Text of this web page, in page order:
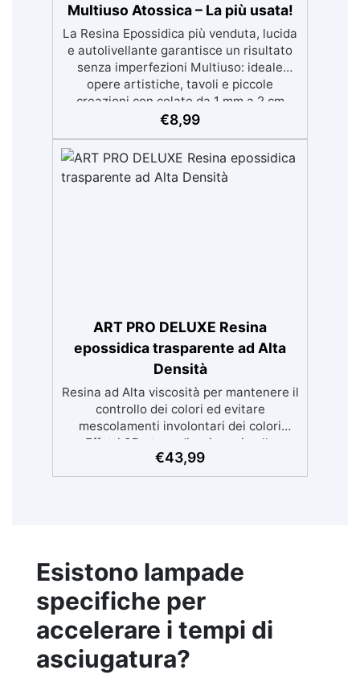
Multiuso Atossica – La più usata!
La Resina Epossidica più venduta, lucida
e autolivellante garantisce un risultato
senza imperfezioni Multiuso: ideale
opere artistiche, tavoli e piccole
creazioni con colate da 1 mm a 2 cm
Resistente ai graffi e ai raggi UV,
senza ingiallimenti nel tempo Bassa
viscosità e formula anti-bolle per
risultati impeccabili, perfetti per colate
€8,99
ART PRO DELUXE Resina
epossidica trasparente ad Alta
Densità
Resina ad Alta viscosità per mantenere il
controllo dei colori ed evitare
mescolamenti involontari dei colori
Effetti 3D straordinari grazie alla
trasparenza cristallina, perfetti per
stampe e immagini. Non cola:
a qualsiasi ambiente. Sicura e inodore,
priva di solventi e BPA, ideale per un
lavoro confortevole e divertente
€43,99
Esistono lampade
specifiche per
accelerare i tempi di
asciugatura?